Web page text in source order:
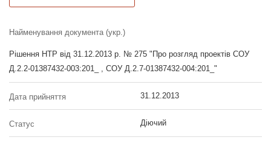
Найменування документа (укр.)
Рішення НТР від 31.12.2013 р. № 275 "Про розгляд проектів СОУ
Д.2.2-01387432-003:201_ , СОУ Д.2.7-01387432-004:201_"
Дата прийняття 31.12.2013
Статус Діючий